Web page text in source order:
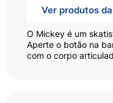
Ver produtos
O Mickey é um
Aperte o botão na
com o corpo